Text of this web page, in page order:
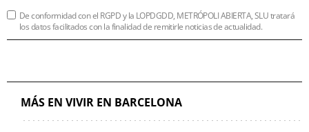
De conformidad con el RGPD y la LOPDGDD, METRÓPOLI ABIERTA, SLU tratará
los datos facilitados con la finalidad de remitirle noticias de actualidad.
MÁS EN VIVIR EN BARCELONA